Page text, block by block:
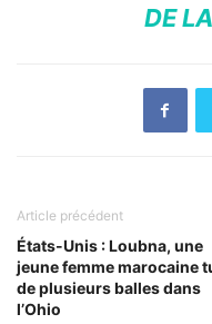
DE
Article précédent
États-Unis : Loubna, une
jeune femme marocaine
de plusieurs balles dans
l’Ohio